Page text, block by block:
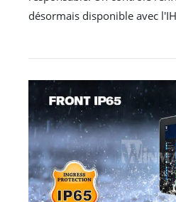
désormais disponible avec